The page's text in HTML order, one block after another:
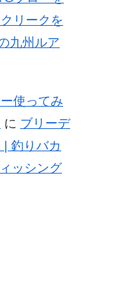
リークを
九州ルア
使ってみ
に ブリーデ
| 釣りバカ
ッシング